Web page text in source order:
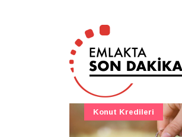
Konut Projeleri